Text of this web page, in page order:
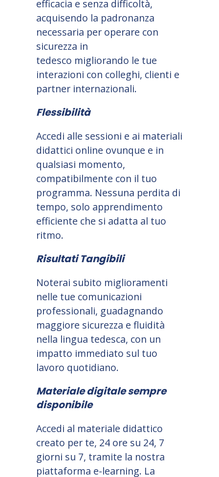
efficacia e senza difficoltà,
acquisendo la padronanza
necessaria per operare con
sicurezza in
tedesco migliorando le tue
interazioni con colleghi, clienti e
partner internazionali.
Flessibilità
Accedi alle sessioni e ai materiali
didattici online ovunque e in
qualsiasi momento,
compatibilmente con il tuo
programma. Nessuna perdita di
tempo, solo apprendimento
efficiente che si adatta al tuo
ritmo.
Risultati Tangibili
Noterai subito miglioramenti
nelle tue comunicazioni
professionali, guadagnando
maggiore sicurezza e fluidità
nella lingua tedesca, con un
impatto immediato sul tuo
lavoro quotidiano.
Materiale digitale sempre
disponibile
Accedi al materiale didattico
creato per te, 24 ore su 24, 7
giorni su 7, tramite la nostra
piattaforma e-learning. La